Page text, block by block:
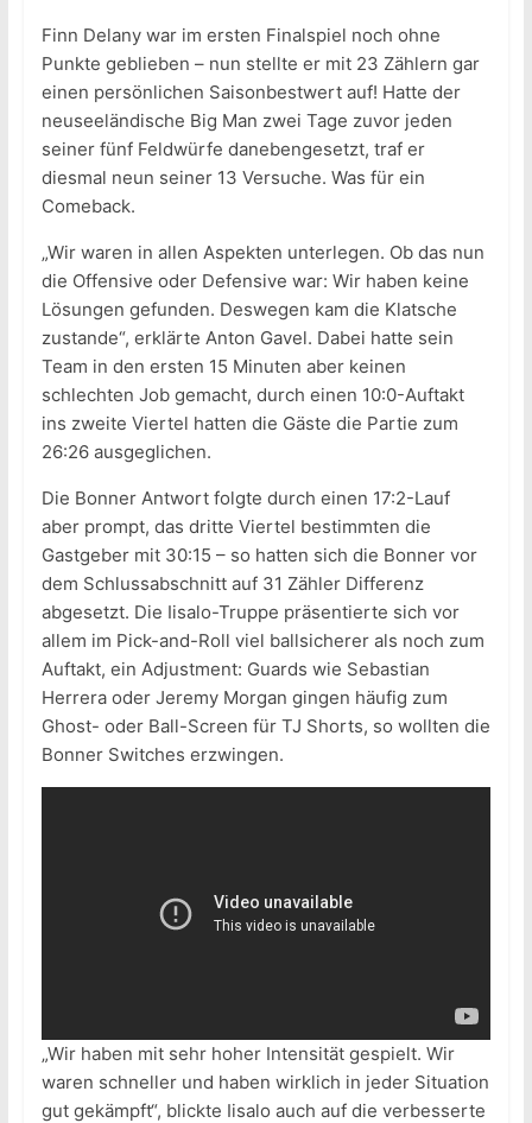
Finn Delany war im ersten Finalspiel noch ohne
Punkte geblieben – nun stellte er mit 23 Zählern gar
einen persönlichen Saisonbestwert auf! Hatte der
neuseeländische Big Man zwei Tage zuvor jeden
seiner fünf Feldwürfe danebengesetzt, traf er
diesmal neun seiner 13 Versuche. Was für ein
Comeback.
„Wir waren in allen Aspekten unterlegen. Ob das nun
die Offensive oder Defensive war: Wir haben keine
Lösungen gefunden. Deswegen kam die Klatsche
zustande“, erklärte Anton Gavel. Dabei hatte sein
Team in den ersten 15 Minuten aber keinen
schlechten Job gemacht, durch einen 10:0-Auftakt
ins zweite Viertel hatten die Gäste die Partie zum
26:26 ausgeglichen.
Die Bonner Antwort folgte durch einen 17:2-Lauf
aber prompt, das dritte Viertel bestimmten die
Gastgeber mit 30:15 – so hatten sich die Bonner vor
dem Schlussabschnitt auf 31 Zähler Differenz
abgesetzt. Die Iisalo-Truppe präsentierte sich vor
allem im Pick-and-Roll viel ballsicherer als noch zum
Auftakt, ein Adjustment: Guards wie Sebastian
Herrera oder Jeremy Morgan gingen häufig zum
Ghost- oder Ball-Screen für TJ Shorts, so wollten die
Bonner Switches erzwingen.
„Wir haben mit sehr hoher Intensität gespielt. Wir
waren schneller und haben wirklich in jeder Situation
gut gekämpft“, blickte Iisalo auch auf die verbesserte